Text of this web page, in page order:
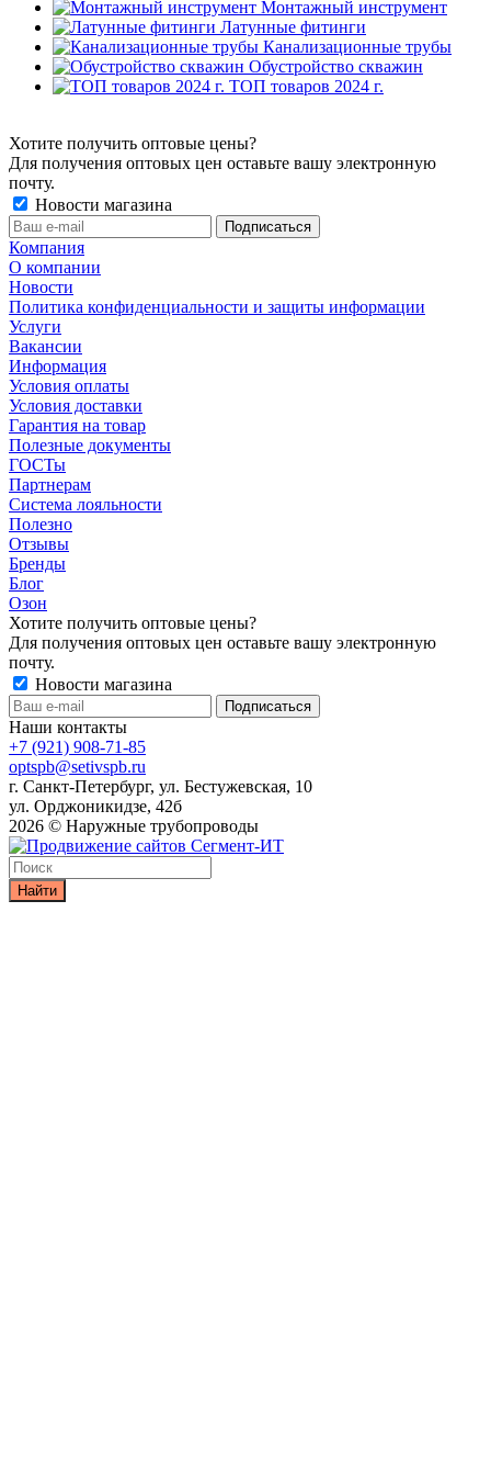
Монтажный инструмент
Латунные фитинги
Канализационные трубы
Обустройство скважин
ТОП товаров 2024 г.
Хотите получить оптовые цены?
Для получения оптовых цен оставьте вашу электронную
почту.
Новости магазина
Компания
О компании
Новости
Политика конфиденциальности и защиты информации
Услуги
Вакансии
Информация
Условия оплаты
Условия доставки
Гарантия на товар
Полезные документы
ГОСТы
Партнерам
Система лояльности
Полезно
Отзывы
Бренды
Блог
Озон
Хотите получить оптовые цены?
Для получения оптовых цен оставьте вашу электронную
почту.
Новости магазина
Наши контакты
+7 (921) 908-71-85
optspb@setivspb.ru
г. Санкт-Петербург, ул. Бестужевская, 10
ул. Орджоникидзе, 42б
2026 © Наружные трубопроводы
Найти